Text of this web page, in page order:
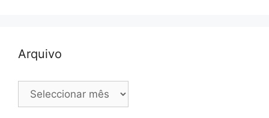
Arquivo
Arquivo